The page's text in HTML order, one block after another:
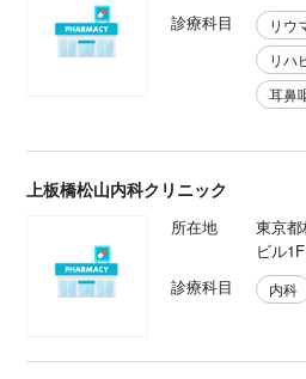
診療科目
リウ
リハ
耳鼻
上板橋松山内科クリニック
所在地
東京
ビル1F
診療科目
内科